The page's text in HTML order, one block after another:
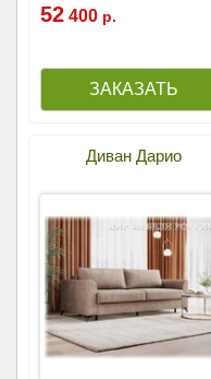
52 400 р.
Диван Дарио